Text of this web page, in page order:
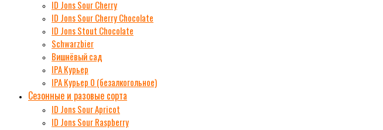
ID Jons Sour Cherry
ID Jons Sour Cherry Chocolate
ID Jons Stout Chocolate
Schwarzbier
Вишнёвый сад
IPA Курьер
IPA Курьер 0 (безалкогольное)
Сезонные и разовые сорта
ID Jons Sour Аpricot
ID Jons Sour Raspberry